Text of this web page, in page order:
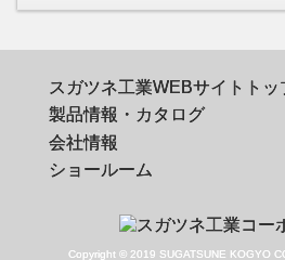
スガツネ工業WEBサイトトッ
製品情報・カタログ
会社情報
ショールーム
Copyright © 2019 SUGATSUNE KOGYO